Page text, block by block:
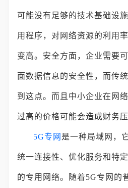
可能没有足够的技术基础设
用程序，对网络资源的利用
变高。安全方面，企业需要
面数据信息的安全性，而传
到这点。而且中小企业在网
过高的价格可能会造成财务压
5G专网 是一种局域网，
统一连接性、优化服务和特
的专用网络。随着5G专网的